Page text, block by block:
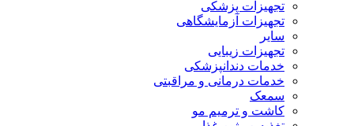
تجهیزات پزشکی
تجهیزات آزمایشگاهی
سایر
تجهیزات زیبایی
خدمات دندانپزشکی
خدمات درمانی و مراقبتی
سمعک
کاشت و ترمیم مو